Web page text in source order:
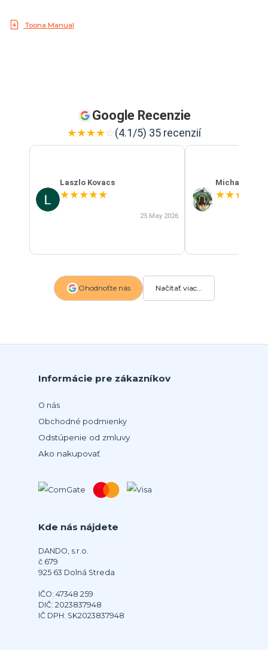
Toona Manual
Google Recenzie
★★★★☆(4.1/5) 35 recenzií
Laszlo Kovacs
★★★★★
25 May 2026
Michal Szabo
★★★
Ohodnoťte nás Načítať viac...
Informácie pre zákazníkov
O nás
Obchodné podmienky
Odstúpenie od zmluvy
Ako nakupovať
Kde nás nájdete
DANDO, s.r.o.
č.679
925 63 Dolná Streda
IČO: 47348 259
DIČ: 2023837948
IČ DPH: SK2023837948